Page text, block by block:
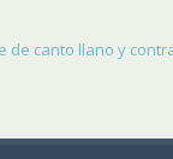
canto llano y